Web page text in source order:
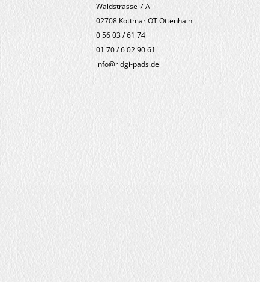
Waldstrasse 7 A
02708 Kottmar OT Ottenhain
0 56 03 / 61 74
01 70 / 6 02 90 61
info@ridgi-pads.de